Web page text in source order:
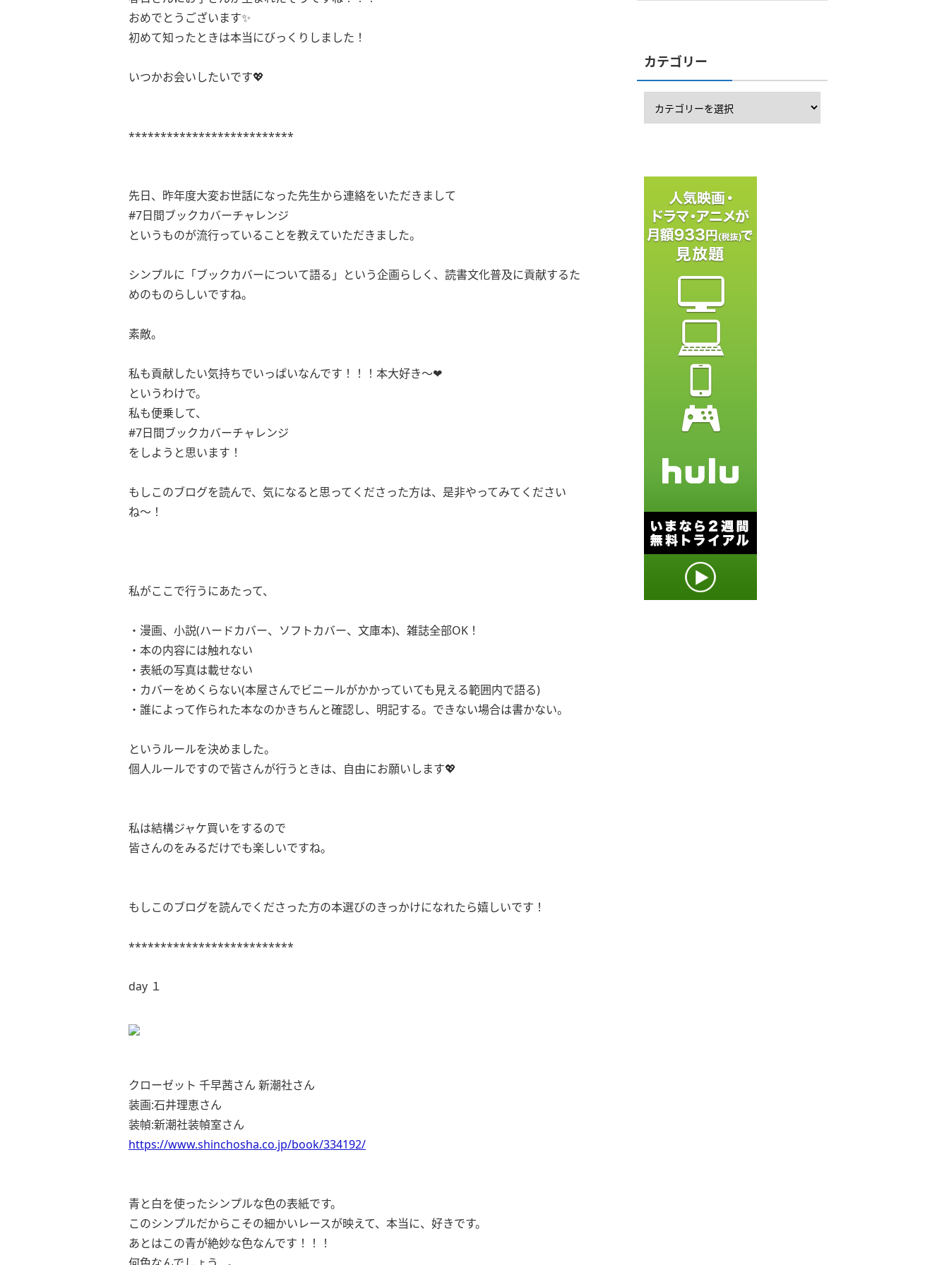
おめでとうございます✨
初めて知ったときは本当にびっくりしました！
いつかお会いしたいです💖
**************************
先日、昨年度大変お世話になった先生から連絡をいただきまして
#7日間ブックカバーチャレンジ
というものが流行っていることを教えていただきました。
シンプルに「ブックカバーについて語る」という企画らしく、読書文化普及に貢献するた
めのものらしいですね。
素敵。
私も貢献したい気持ちでいっぱいなんです！！！本大好き〜❤︎
というわけで。
私も便乗して、
#7日間ブックカバーチャレンジ
をしようと思います！
もしこのブログを読んで、気になると思ってくださった方は、是非やってみてください
ね〜！
私がここで行うにあたって、
・漫画、小説(ハードカバー、ソフトカバー、文庫本)、雑誌全部OK！
・本の内容には触れない
・表紙の写真は載せない
・カバーをめくらない(本屋さんでビニールがかかっていても見える範囲内で語る)
・誰によって作られた本なのかきちんと確認し、明記する。できない場合は書かない。
というルールを決めました。
個人ルールですので皆さんが行うときは、自由にお願いします💖
私は結構ジャケ買いをするので
皆さんのをみるだけでも楽しいですね。
もしこのブログを読んでくださった方の本選びのきっかけになれたら嬉しいです！
**************************
day １
クローゼット 千早茜さん 新潮社さん
装画:石井理恵さん
装幀:新潮社装幀室さん
https://www.shinchosha.co.jp/book/334192/
青と白を使ったシンプルな色の表紙です。
このシンプルだからこその細かいレースが映えて、本当に、好きです。
あとはこの青が絶妙な色なんです！！！
カテゴリー